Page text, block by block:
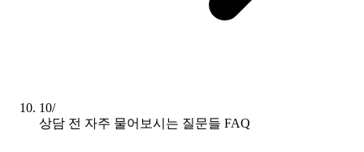
10/
상담 전 자주 물어보시는 질문들 FAQ